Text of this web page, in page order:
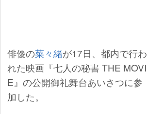
俳優の菜々緒が17日、都内で行わ
れた映画『七人の秘書 THE MOVI
E』の公開御礼舞台あいさつに参
加した。